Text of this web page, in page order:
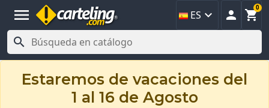
menu ES   
0

Estaremos de vacaciones del
1 al 16 de Agosto